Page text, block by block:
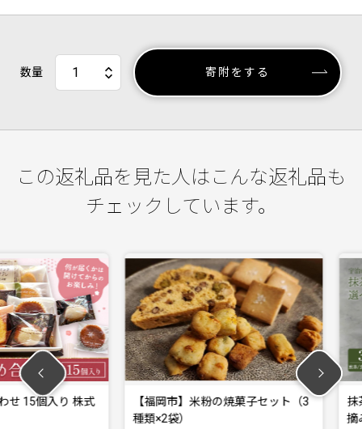
数量 寄附をする
この返礼品を見た人はこんな返礼品も
チェックしています。
入り 株式
【福岡市】米粉の焼菓子セット（3
種類×2袋）
抹茶バウ
摘み抹茶